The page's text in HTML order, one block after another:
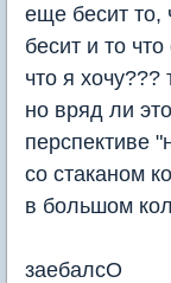
еще бесит то,
бесит и то
что я
но вряд ли
перспективе
со стаканом
в большом
заебалсО